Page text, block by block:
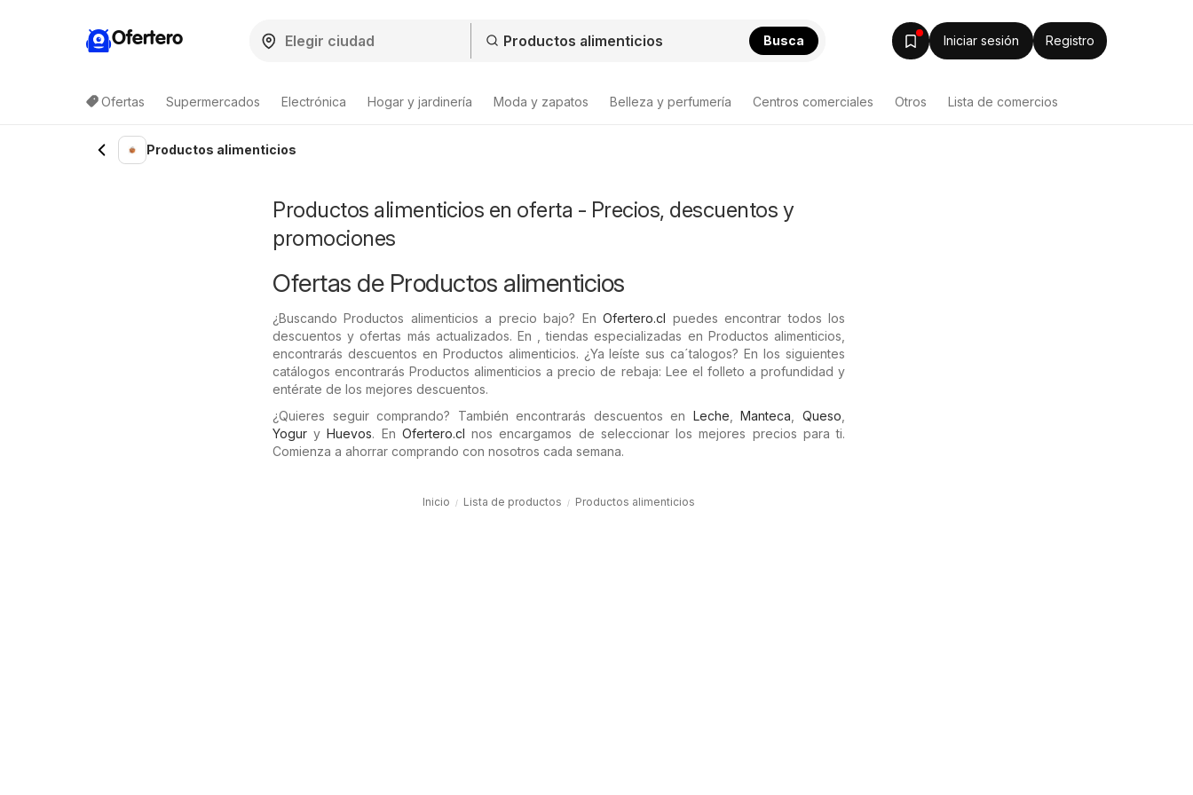
Ofertero Busca Iniciar sesión Registro
Ofertas Supermercados Electrónica Hogar y jardinería Moda y zapatos Belleza y perfumería Centros comerciales Otros Lista de comercios
Lista de productosProductos alimenticios
Productos alimenticios en oferta - Precios, descuentos y
promociones
Ofertas de Productos alimenticios
¿Buscando Productos alimenticios a precio bajo? EnOfertero.cl puedes encontrar todos los
descuentos y ofertas más actualizados. En , tiendas especializadas en Productos alimenticios,
encontrarás descuentos en Productos alimenticios. ¿Ya leíste sus ca´talogos? En los siguientes
catálogos encontrarás Productos alimenticios a precio de rebaja: Lee el folleto a profundidad y
entérate de los mejores descuentos.
¿Quieres seguir comprando? También encontrarás descuentos en Leche ,Manteca ,Queso
Yogur yHuevos. En Ofertero.cl nos encargamos de seleccionar los mejores precios para ti.
Comienza a ahorrar comprando con nosotros cada semana.
Inicio Lista de productos Productos alimenticios